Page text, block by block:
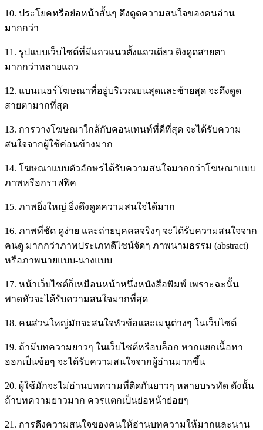
10. ประโยคหรือย่อหน้าสั้นๆ ดึงดูดความสนใจของคนอ่าน
มากกว่า
11. รูปแบบเว็บไซต์ที่มีแถวแนวตั้งแถวเดียว ดึงดูดสายตา
มากกว่าหลายแถว
12. แบนเนอร์โฆษณาที่อยู่บริเวณบนสุดและซ้ายสุด จะดึงดูด
สายตามากที่สุด
13. การวางโฆษณาใกล้กับคอนเทนท์ที่ดีที่สุด จะได้รับความ
สนใจจากผู้ใช้ค่อนข้างมาก
14. โฆษณาแบบตัวอักษรได้รับความสนใจมากกว่าโฆษณาแบบ
ภาพหรือกราฟฟิค
15. ภาพยิ่งใหญ่ ยิ่งดึงดูดความสนใจได้มาก
16. ภาพที่ชัด ดูง่าย และถ่ายบุคคลจริงๆ จะได้รับความสนใจจาก
คนดู มากกว่าภาพประเภทดีไซน์จัดๆ ภาพนามธรรม (abstract)
หรือภาพนายแบบ-นางแบบ
17. หน้าเว็บไซต์ก็เหมือนหน้าหนึ่งหนังสือพิมพ์ เพราะฉะนั้น
พาดหัวจะได้รับความสนใจมากที่สุด
18. คนส่วนใหญ่มักจะสนใจหัวข้อและเมนูต่างๆ ในเว็บไซต์
19. ถ้ามีบทความยาวๆ ในเว็บไซต์หรือบล็อก หากแยกเนื้อหา
ออกเป็นข้อๆ จะได้รับความสนใจจากผู้อ่านมากขึ้น
20. ผู้ใช้มักจะไม่อ่านบทความที่ติดกันยาวๆ หลายบรรทัด ดังนั้น
ถ้าบทความยาวมาก ควรแตกเป็นย่อหน้าย่อยๆ
21. การดึงความสนใจของคนให้อ่านบทความให้มากและนาน